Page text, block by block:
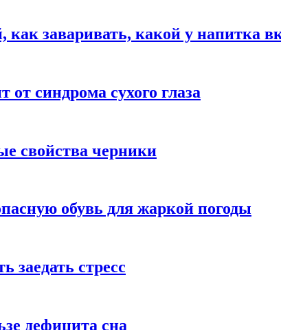
заваривать, какой у напитка
синдрома сухого глаза
свойства черники
обувь для жаркой погоды
заедать стресс
дефицита сна